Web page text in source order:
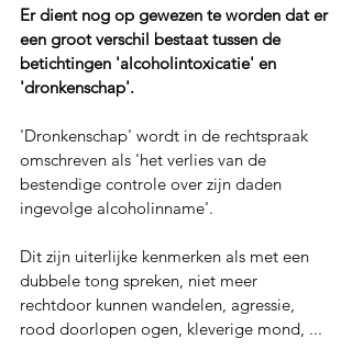
Er dient nog op gewezen te worden dat er
een groot verschil bestaat tussen de
betichtingen 'alcoholintoxicatie' en
'dronkenschap'.
'Dronkenschap' wordt in de rechtspraak
omschreven als 'het verlies van de
bestendige controle over zijn daden
ingevolge alcoholinname'.
Dit zijn uiterlijke kenmerken als met een
dubbele tong spreken, niet meer
rechtdoor kunnen wandelen, agressie,
rood doorlopen ogen, kleverige mond, ...